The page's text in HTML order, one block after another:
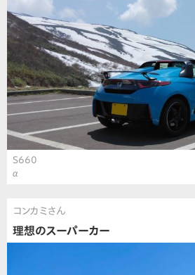
S660
α
コンカミさん
理想のスーパーカー